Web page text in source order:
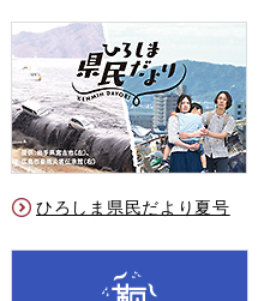
ひろしま県民だより夏号